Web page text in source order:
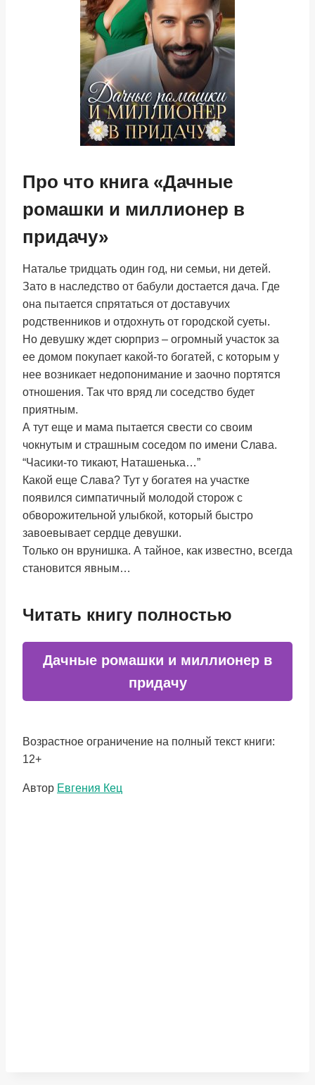
Про что книга «Дачные
ромашки и миллионер в
придачу»
Наталье тридцать один год, ни семьи, ни детей.
Зато в наследство от бабули достается дача. Где
она пытается спрятаться от доставучих
родственников и отдохнуть от городской суеты.
Но девушку ждет сюрприз – огромный участок за
ее домом покупает какой-то богатей, с которым у
нее возникает недопонимание и заочно портятся
отношения. Так что вряд ли соседство будет
приятным.
А тут еще и мама пытается свести со своим
чокнутым и страшным соседом по имени Слава.
“Часики-то тикают, Наташенька…”
Какой еще Слава? Тут у богатея на участке
появился симпатичный молодой сторож с
обворожительной улыбкой, который быстро
завоевывает сердце девушки.
Только он врунишка. А тайное, как известно, всегда
становится явным…
Читать книгу полностью
Дачные ромашки и миллионер в
придачу
Возрастное ограничение на полный текст книги:
12+
Метки
Автор Евгения Кец